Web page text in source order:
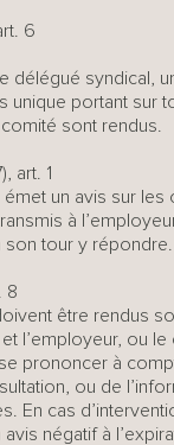
6
délégué syndical,
portant sur
sont rendus.
art. 1
un avis sur
à
tour y répondre.
8
être rendus
l’employeur, ou
prononcer à
ou de
En cas
négatif à